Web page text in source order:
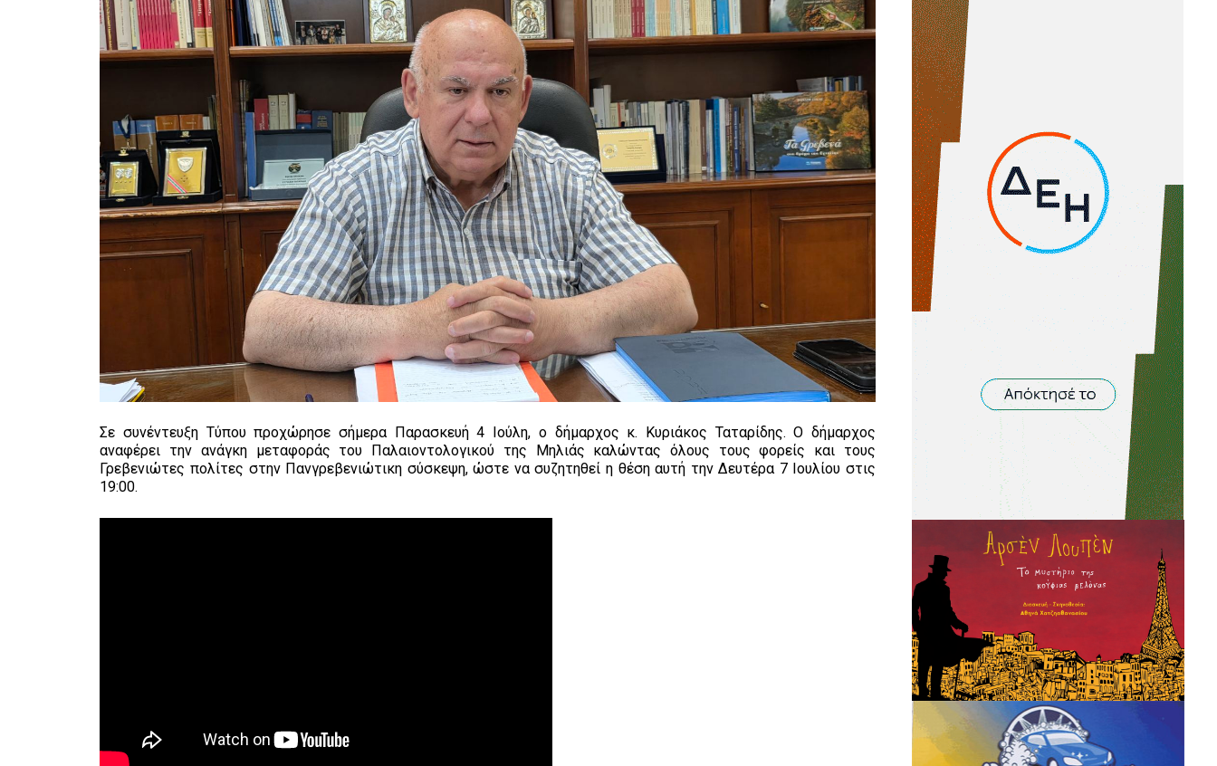
Σε συνέντευξη Τύπου προχώρησε σήμερα Παρασκευή 4 Ιούλη, ο δήμαρχος κ. Κυριάκος Ταταρίδης. Ο δήμαρχος
αναφέρει την ανάγκη μεταφοράς του Παλαιοντολογικού της Μηλιάς καλώντας όλους τους φορείς και τους
Γρεβενιώτες πολίτες στην Πανγρεβενιώτικη σύσκεψη, ώστε να συζητηθεί η θέση αυτή την Δευτέρα 7 Ιουλίου στις
19:00.